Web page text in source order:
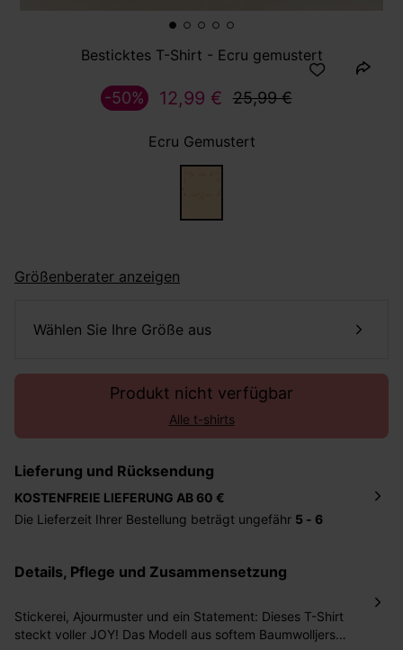
Besticktes T-Shirt - Ecru gemustert
12,99 € 25,99 €
-50%
Ecru Gemustert
Größenberater anzeigen
Wählen Sie Ihre Größe aus
Produkt nicht verfügbar
Alle t-shirts
Lieferung und Rücksendung
KOSTENFREIE LIEFERUNG AB 60 €
Die Lieferzeit Ihrer Bestellung beträgt ungefähr 5 - 6
betragen 2,95 Euro bei einem Bestellwert von unter 60
Sie haben das Recht binnen30 Tagennach Erhalt der
Details, Pflege und Zusammensetzung
Stickerei, Ajourmuster und ein Statement: Dieses T-Shirt
steckt voller JOY! Das Modell aus softem Baumwolljersey